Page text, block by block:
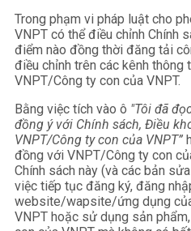
Trong phạm vi pháp luật cho
VNPT có thể điều chỉnh Chính
điểm nào đồng thời đăng tải
điều chỉnh trên các kênh thông
VNPT/Công ty con của VNPT.
Bằng việc tích vào ô "Tôi đã
đồng ý với Chính sách, Điều
VNPT/Công ty con của VNPT”
đồng với VNPT/Công ty con
Chính sách này (và các bản
việc tiếp tục đăng ký, đăng
website/wapsite/ứng dụng
VNPT hoặc sử dụng sản